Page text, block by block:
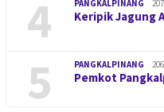
4 PANGKALPINANG
Keripik Jagung
5 PANGKALPINANG
Pemkot